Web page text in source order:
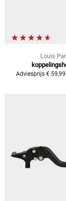
Louis
Adviesprijs € 59,99